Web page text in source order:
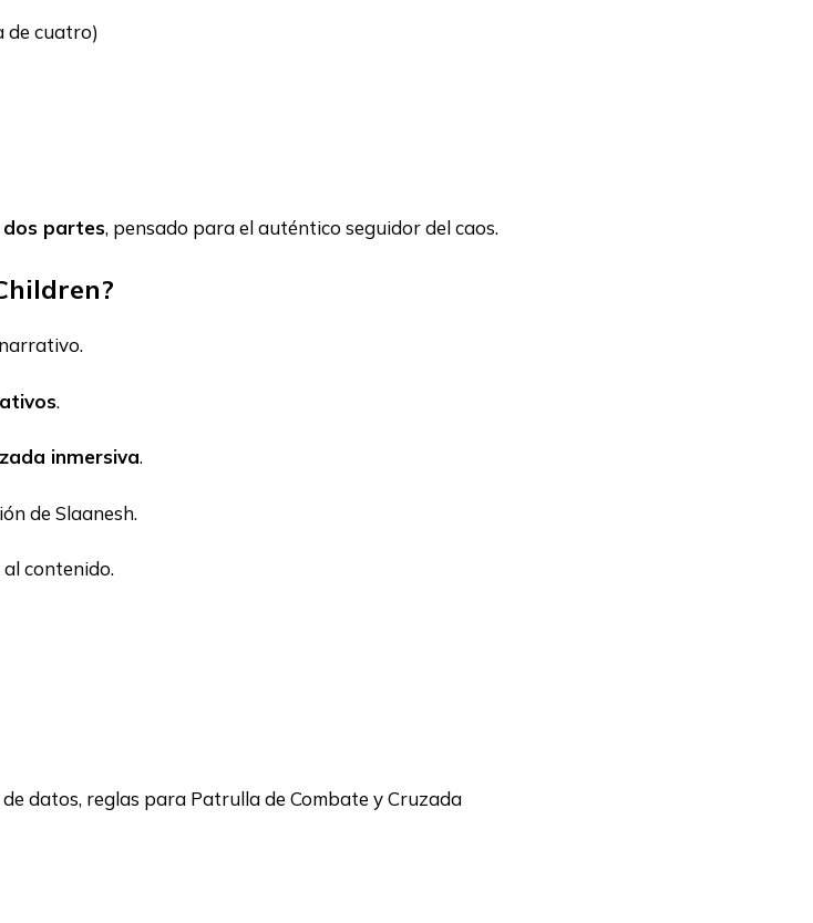
de cuatro)
dos partes, pensado para el auténtico seguidor del caos.
.
inmersiva.
de Slaanesh.
contenido.
datos, reglas para Patrulla de Combate y Cruzada